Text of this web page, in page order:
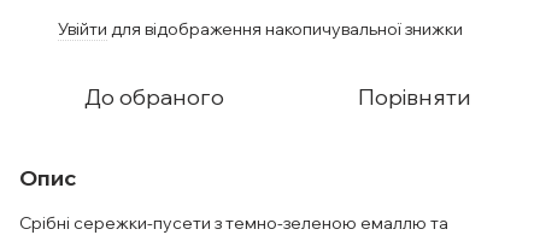
Увійти для відображення накопичувальної знижки
До обраного Порівняти
Опис
Срібні сережки-пусети з темно-зеленою емаллю та